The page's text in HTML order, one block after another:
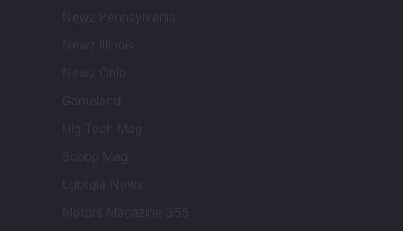
Newz Pennsylvania
Newz Illinois
Newz Ohio
Gameland
Hig Tech Mag
Scoop Mag
Lgbtqia News
Motors Magazine 365